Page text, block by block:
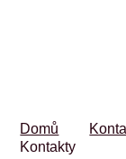
Kontakty
Domů